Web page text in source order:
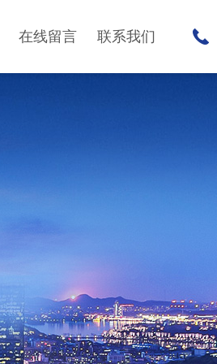
在线留言 联系我们